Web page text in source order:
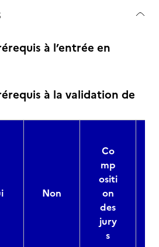
à l’entrée en
à la validation de
Non
Co
mp
ositi
on
des
jury
s